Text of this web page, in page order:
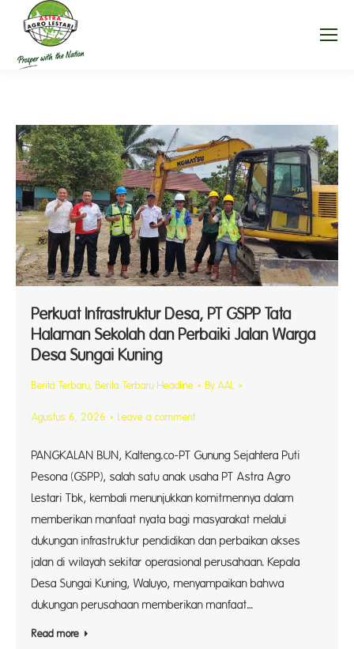
Perkuat Infrastruktur Desa, PT GSPP Tata
Halaman Sekolah dan Perbaiki Jalan Warga
Desa Sungai Kuning
Berita Terbaru, Berita Terbaru Headline By AAL
Agustus 6, 2026 Leave a comment
PANGKALAN BUN, Kalteng.co-PT Gunung Sejahtera Puti
Pesona (GSPP), salah satu anak usaha PT Astra Agro
Lestari Tbk, kembali menunjukkan komitmennya dalam
memberikan manfaat nyata bagi masyarakat melalui
dukungan infrastruktur pendidikan dan perbaikan akses
jalan di wilayah sekitar operasional perusahaan. Kepala
Desa Sungai Kuning, Waluyo, menyampaikan bahwa
dukungan perusahaan memberikan manfaat…
Read more